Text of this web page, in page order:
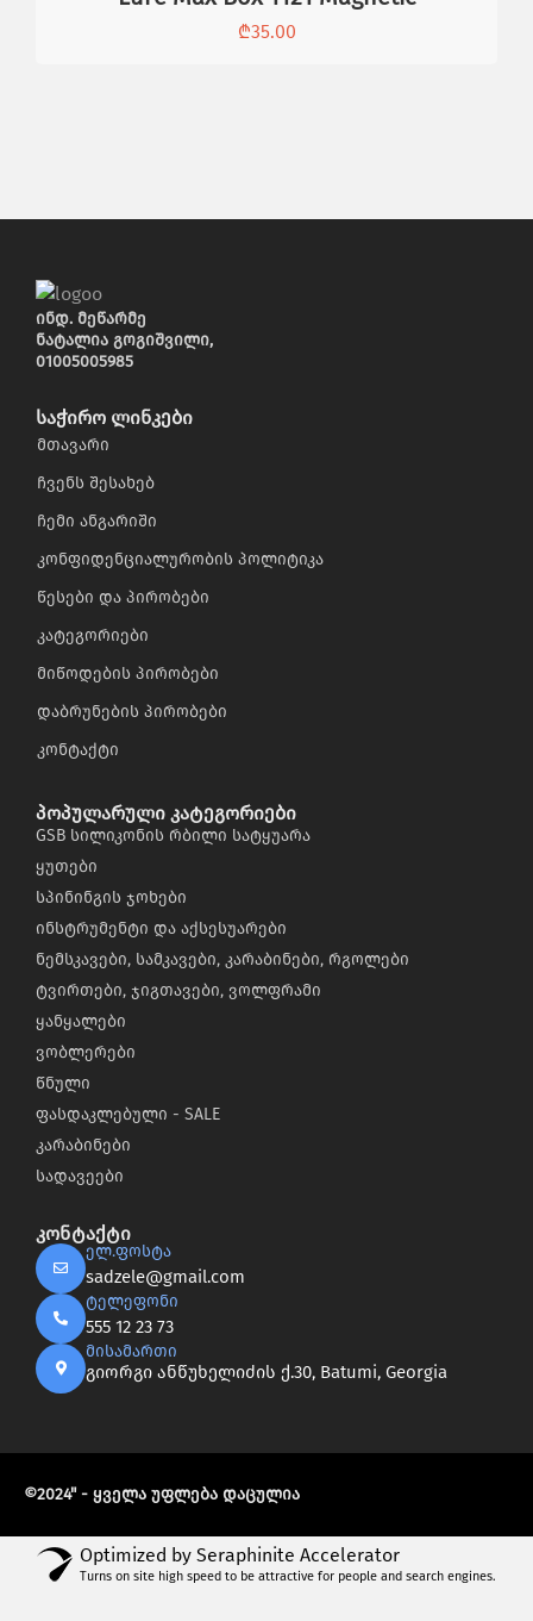
₾35.00
ინდ. მეწარმე
ნატალია გოგიშვილი,
01005005985
საჭირო ლინკები
მთავარი
ჩვენს შესახებ
ჩემი ანგარიში
კონფიდენციალურობის პოლიტიკა
წესები და პირობები
კატეგორიები
მიწოდების პირობები
დაბრუნების პირობები
კონტაქტი
პოპულარული კატეგორიები
GSB სილიკონის რბილი სატყუარა
ყუთები
სპინინგის ჯოხები
ინსტრუმენტი და აქსესუარები
ნემსკავები, სამკავები, კარაბინები, რგოლები
ტვირთები, ჯიგთავები, ვოლფრამი
ყანყალები
ვობლერები
წნული
ფასდაკლებული - SALE
კარაბინები
სადავეები
კონტაქტი
ელ.ფოსტა
sadzele@gmail.com
ტელეფონი
555 12 23 73
მისამართი
გიორგი ანწუხელიძის ქ.30, Batumi, Georgia
©2024" - ყველა უფლება დაცულია
Optimized by Seraphinite Accelerator
Turns on site high speed to be attractive for people and search engines.